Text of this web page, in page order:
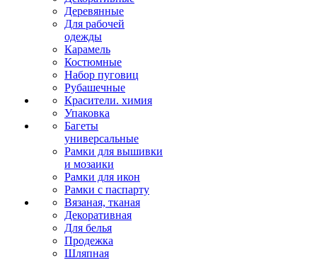
Деревянные
Для рабочей
одежды
Карамель
Костюмные
Набор пуговиц
Рубашечные
Красители. химия
Упаковка
Багеты
универсальные
Рамки для вышивки
и мозаики
Рамки для икон
Рамки с паспарту
Вязаная, тканая
Декоративная
Для белья
Продежка
Шляпная